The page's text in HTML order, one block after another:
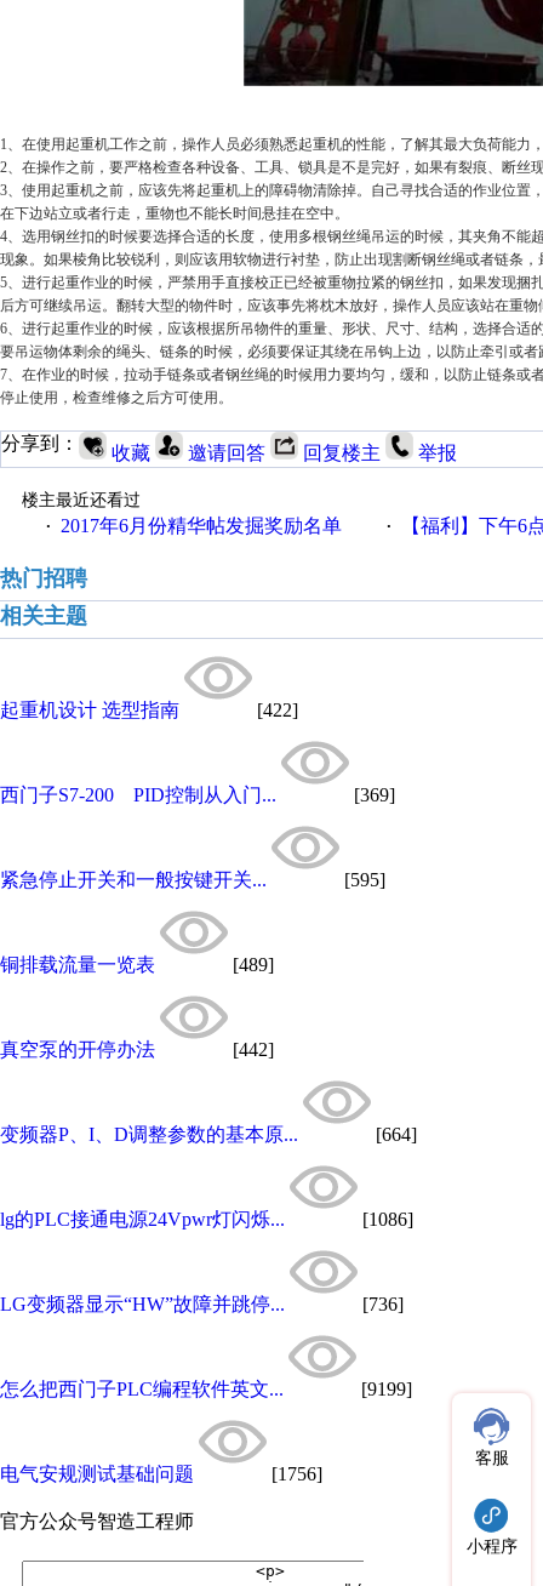
1、在使用起重机工作之前，操作人员必须熟悉起重机的性能，了解其最大负荷能
2、在操作之前，要严格检查各种设备、工具、锁具是不是完好，如果有裂痕、断
3、使用起重机之前，应该先将起重机上的障碍物清除掉。自己寻找合适的作业位
在下边站立或者行走，重物也不能长时间悬挂在空中。
4、选用钢丝扣的时候要选择合适的长度，使用多根钢丝绳吊运的时候，其夹角不
现象。如果棱角比较锐利，则应该用软物进行衬垫，防止出现割断钢丝绳或者链条
5、进行起重作业的时候，严禁用手直接校正已经被重物拉紧的钢丝扣，如果发现
后方可继续吊运。翻转大型的物件时，应该事先将枕木放好，操作人员应该站在重
6、进行起重作业的时候，应该根据所吊物件的重量、形状、尺寸、结构，选择合
要吊运物体剩余的绳头、链条的时候，必须要保证其绕在吊钩上边，以防止牵引或
7、在作业的时候，拉动手链条或者钢丝绳的时候用力要均匀，缓和，以防止链条
停止使用，检查维修之后方可使用。
分享到： 收藏 邀请回答 回复楼主 举报
楼主最近还看过
·
2017年6月份精华帖发掘奖励名单 · 【福利】下午6点论坛大
热门招聘
相关主题
起重机设计 选型指南 [422]
西门子S7-200 PID控制从入门... [369]
紧急停止开关和一般按键开关... [595]
铜排载流量一览表 [489]
真空泵的开停办法 [442]
变频器P、I、D调整参数的基本原... [664]
lg的PLC接通电源24Vpwr灯闪烁... [1086]
LG变频器显示“HW”故障并跳停... [736]
怎么把西门子PLC编程软件英文... [9199]
电气安规测试基础问题 [1756]
官方公众号智造工程师
客服
小程序